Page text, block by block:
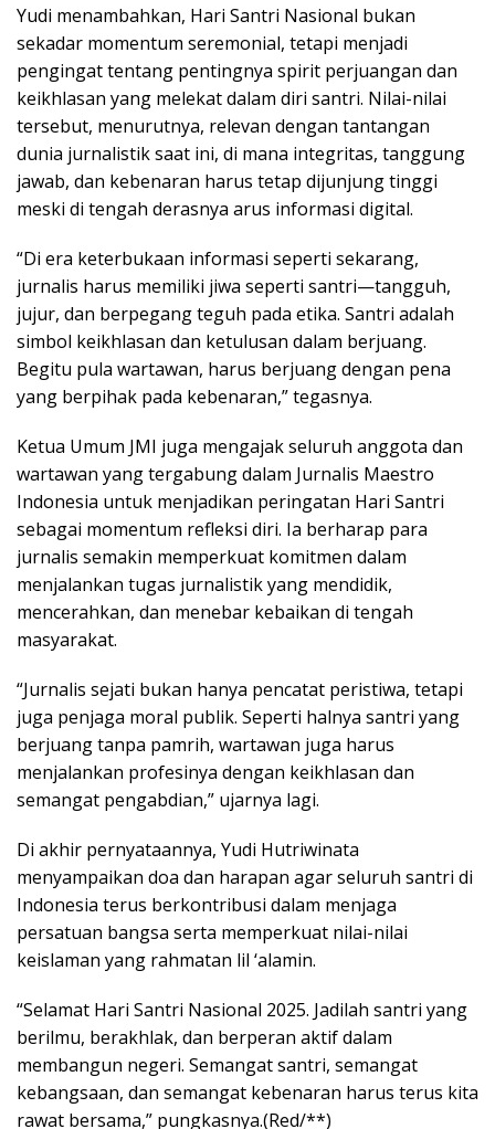
Yudi menambahkan, Hari Santri Nasional bukan
sekadar momentum seremonial, tetapi menjadi
pengingat tentang pentingnya spirit perjuangan dan
keikhlasan yang melekat dalam diri santri. Nilai-nilai
tersebut, menurutnya, relevan dengan tantangan
dunia jurnalistik saat ini, di mana integritas, tanggung
jawab, dan kebenaran harus tetap dijunjung tinggi
meski di tengah derasnya arus informasi digital.
“Di era keterbukaan informasi seperti sekarang,
jurnalis harus memiliki jiwa seperti santri—tangguh,
jujur, dan berpegang teguh pada etika. Santri adalah
simbol keikhlasan dan ketulusan dalam berjuang.
Begitu pula wartawan, harus berjuang dengan pena
yang berpihak pada kebenaran,” tegasnya.
Ketua Umum JMI juga mengajak seluruh anggota dan
wartawan yang tergabung dalam Jurnalis Maestro
Indonesia untuk menjadikan peringatan Hari Santri
sebagai momentum refleksi diri. Ia berharap para
jurnalis semakin memperkuat komitmen dalam
menjalankan tugas jurnalistik yang mendidik,
mencerahkan, dan menebar kebaikan di tengah
masyarakat.
“Jurnalis sejati bukan hanya pencatat peristiwa, tetapi
juga penjaga moral publik. Seperti halnya santri yang
berjuang tanpa pamrih, wartawan juga harus
menjalankan profesinya dengan keikhlasan dan
semangat pengabdian,” ujarnya lagi.
Di akhir pernyataannya, Yudi Hutriwinata
menyampaikan doa dan harapan agar seluruh santri di
Indonesia terus berkontribusi dalam menjaga
persatuan bangsa serta memperkuat nilai-nilai
keislaman yang rahmatan lil ‘alamin.
“Selamat Hari Santri Nasional 2025. Jadilah santri yang
berilmu, berakhlak, dan berperan aktif dalam
membangun negeri. Semangat santri, semangat
kebangsaan, dan semangat kebenaran harus terus kita
rawat bersama,” pungkasnya.(Red/**)